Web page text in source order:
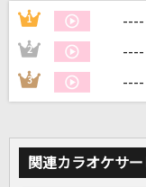
家族
1 ----
2 ----
3 ----
関連カラオケサー